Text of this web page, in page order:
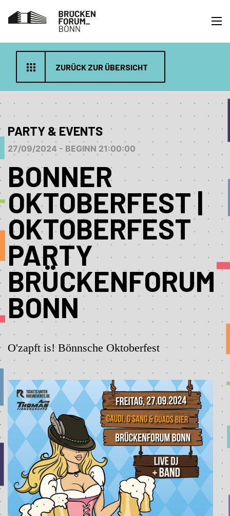
ZURÜCK ZUR ÜBERSICHT
PARTY & EVENTS
27/09/2024 - BEGINN 21:00:00
BONNER
OKTOBERFEST |
OKTOBERFEST
PARTY
BRÜCKENFORUM
BONN
O'zapft is! Bönnsche Oktoberfest